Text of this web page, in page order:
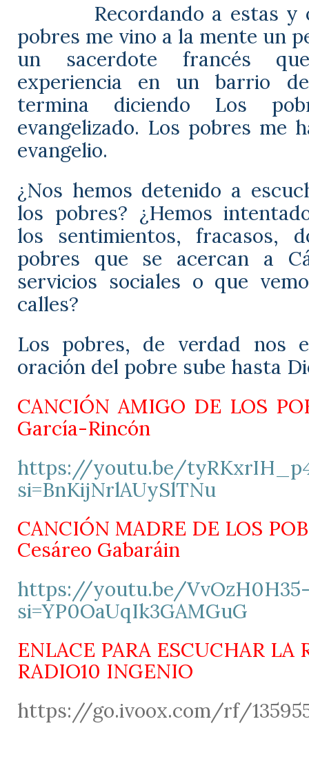
Recordando a estas y
pobres me vino a la mente un
un sacerdote francés
experiencia en un barrio
termina diciendo Los
evangelizado. Los pobres me
evangelio.
¿Nos hemos detenido a
los pobres? ¿Hemos
los sentimientos, fracasos,
pobres que se acercan a
servicios sociales o que
calles?
Los pobres, de verdad nos
oración del pobre sube hasta
CANCIÓN AMIGO DE LOS
García-Rincón
https://youtu.be/
si=BnKijNrlAUySlTNu
CANCIÓN MADRE DE LOS
Cesáreo Gabaráin
https://youtu.be/
si=YP0OaUqIk3GAMGuG
ENLACE PARA ESCUCHAR LA
RADIO10 INGENIO
https://go.ivoox.com/rf/